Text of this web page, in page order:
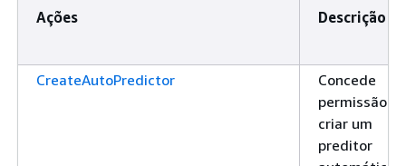
Ações Descrição
CreateAutoPredictor
Concede
permissão
criar um
preditor